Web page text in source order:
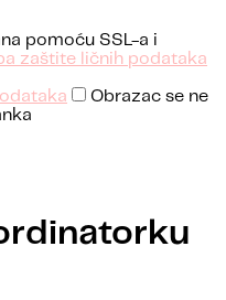
pomoću SSL-a i
zaštite ličnih podataka
Obrazac se ne